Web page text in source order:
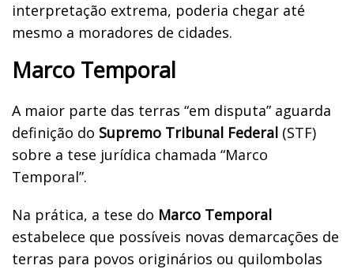
interpretação extrema, poderia chegar até
mesmo a moradores de cidades.
Marco Temporal
A maior parte das terras “em disputa” aguarda
definição do Supremo Tribunal Federal (STF)
sobre a tese jurídica chamada “Marco
Temporal”.
Na prática, a tese do Marco Temporal
estabelece que possíveis novas demarcações de
terras para povos originários ou quilombolas